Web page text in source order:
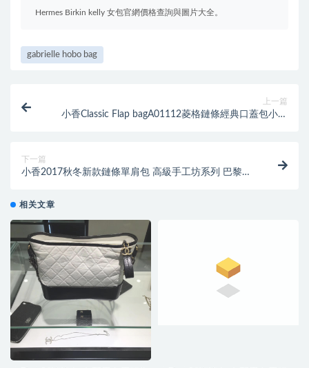
Hermes Birkin kelly 女包官網價格查詢與圖片大全。
gabrielle hobo bag
上一篇
小香Classic Flap bagA01112菱格鏈條經典口蓋包小羊
下一篇
小香2017秋冬新款鏈條單肩包 高級手工坊系列 巴黎大
相关文章